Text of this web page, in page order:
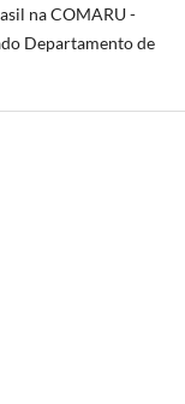
na COMARU -
Departamento de